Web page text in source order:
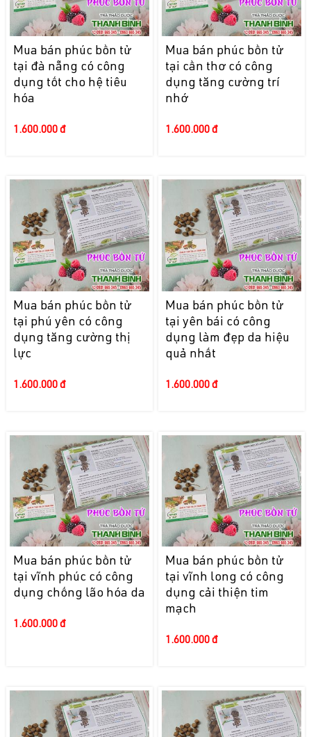
Mua bán phúc bồn tử
tại đà nẵng có công
dụng tốt cho hệ tiêu
hóa
1.600.000 đ
Mua bán phúc bồn tử
tại cần thơ có công
dụng tăng cường trí
nhớ
1.600.000 đ
Mua bán phúc bồn tử
tại phú yên có công
dụng tăng cường thị
lực
1.600.000 đ
Mua bán phúc bồn tử
tại yên bái có công
dụng làm đẹp da hiệu
quả nhất
1.600.000 đ
Mua bán phúc bồn tử
tại vĩnh phúc có công
dụng chống lão hóa da
1.600.000 đ
Mua bán phúc bồn tử
tại vĩnh long có công
dụng cải thiện tim
mạch
1.600.000 đ